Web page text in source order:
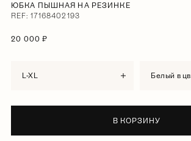
ЮБКА ПЫШНАЯ НА РЕЗИНКЕ
REF: 17168402193
20 000 ₽
L-XL белый в
В КОРЗИНУ